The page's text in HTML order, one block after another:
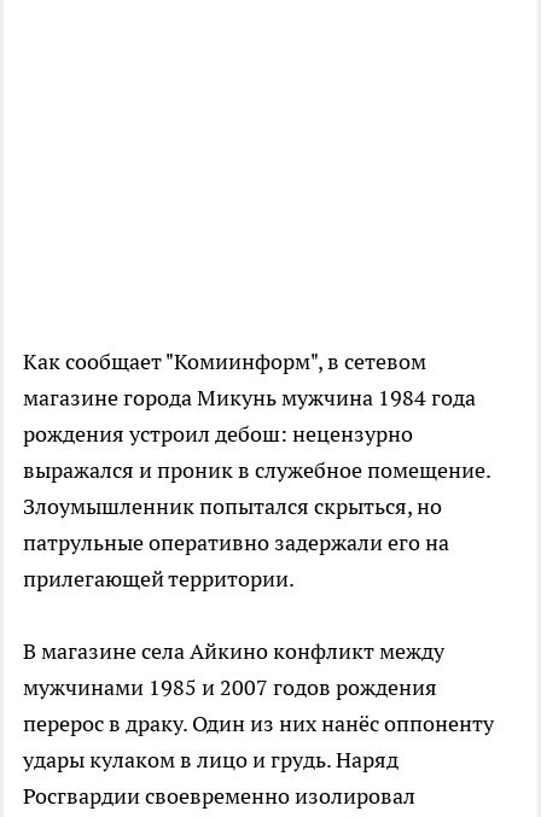
Как сообщает "Комиинформ", в сетевом
магазине города Микунь мужчина 1984 года
рождения устроил дебош: нецензурно
выражался и проник в служебное помещение.
Злоумышленник попытался скрыться, но
патрульные оперативно задержали его на
прилегающей территории.
В магазине села Айкино конфликт между
мужчинами 1985 и 2007 годов рождения
перерос в драку. Один из них нанёс оппоненту
удары кулаком в лицо и грудь. Наряд
Росгвардии своевременно изолировал